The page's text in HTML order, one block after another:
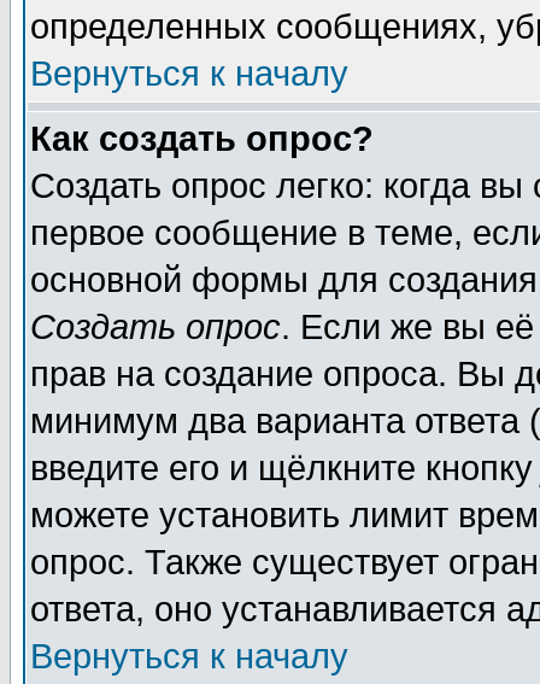
определенных сообщениях,
Вернуться к началу
Как создать опрос?
Создать опрос легко: когда
первое сообщение в теме,
основной формы для
Создать опрос. Если же вы её
прав на создание опроса. Вы
минимум два варианта ответа
введите его и щёлкните
можете установить лимит
опрос. Также существует
ответа, оно устанавливается
Вернуться к началу